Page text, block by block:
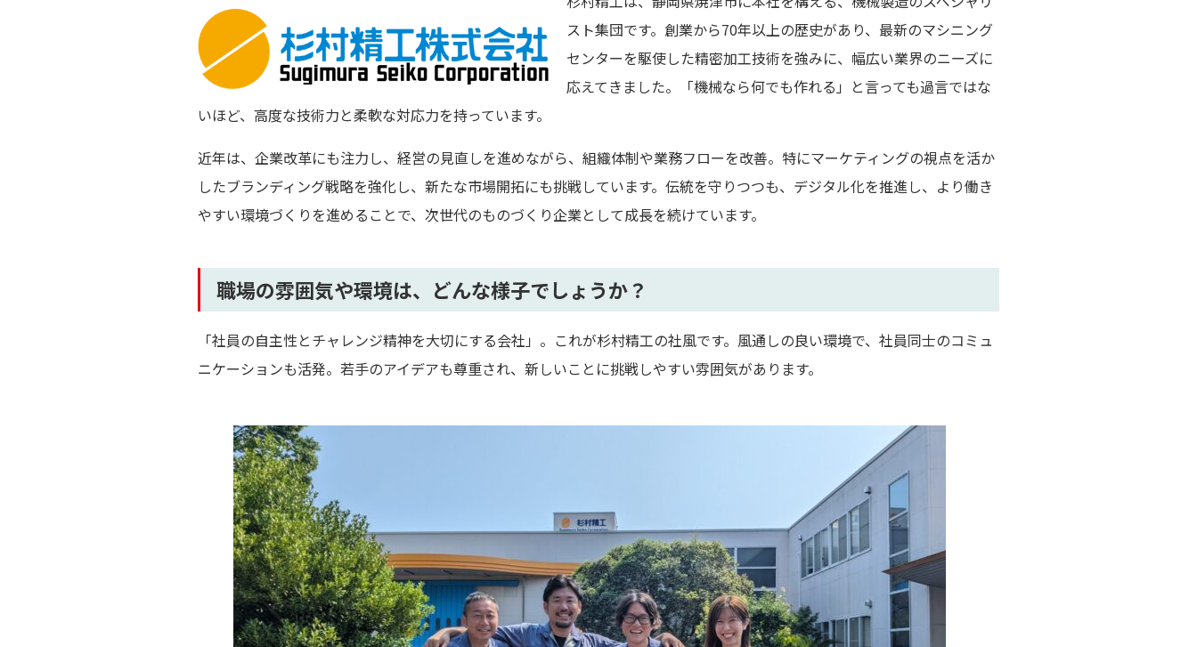
スト集団です。創業から70年以上の歴史があり、最新のマシニング
センターを駆使した精密加工技術を強みに、幅広い業界のニーズに
応えてきました。「機械なら何でも作れる」と言っても過言ではな
いほど、高度な技術力と柔軟な対応力を持っています。
近年は、企業改革にも注力し、経営の見直しを進めながら、組織体制や業務フローを改善。特にマーケティングの視点を活か
したブランディング戦略を強化し、新たな市場開拓にも挑戦しています。伝統を守りつつも、デジタル化を推進し、より働き
やすい環境づくりを進めることで、次世代のものづくり企業として成長を続けています。
職場の雰囲気や環境は、どんな様子でしょうか？
「社員の自主性とチャレンジ精神を大切にする会社」。これが杉村精工の社風です。風通しの良い環境で、社員同士のコミュ
ニケーションも活発。若手のアイデアも尊重され、新しいことに挑戦しやすい雰囲気があります。